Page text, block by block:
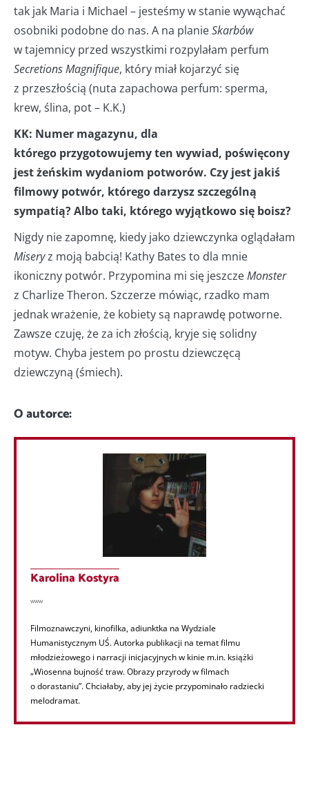
tak jak Maria i Michael – jesteśmy w stanie wywąchać
osobniki podobne do nas. A na planieSkarbów
w tajemnicy przed wszystkimi rozpylałam perfum
Secretions Magnifique, który miał kojarzyć się
z przeszłością (nuta zapachowa perfum: sperma,
krew, ślina, pot – K.K.)
KK: Numer magazynu, dla
którego przygotowujemy ten wywiad, poświęcony
jest żeńskim wydaniom potworów. Czy jest jakiś
filmowy potwór, którego darzysz szczególną
sympatią? Albo taki, którego wyjątkowo się boisz?
Nigdy nie zapomnę, kiedy jako dziewczynka oglądałam
Miseryz moją babcią! Kathy Bates to dla mnie
ikoniczny potwór. Przypomina mi się jeszczeMonster
z Charlize Theron. Szczerze mówiąc, rzadko mam
jednak wrażenie, że kobiety są naprawdę potworne.
Zawsze czuję, że za ich złością, kryje się solidny
motyw. Chyba jestem po prostu dziewczęcą
dziewczyną (śmiech).
O autorce:
Karolina Kostyra
www
Filmoznawczyni, kinofilka, adiunktka na Wydziale
Humanistycznym UŚ. Autorka publikacji na temat filmu
młodzieżowego i narracji inicjacyjnych w kinie m.in. książki
„Wiosenna bujność traw. Obrazy przyrody w filmach
o dorastaniu”. Chciałaby, aby jej życie przypominało radziecki
melodramat.